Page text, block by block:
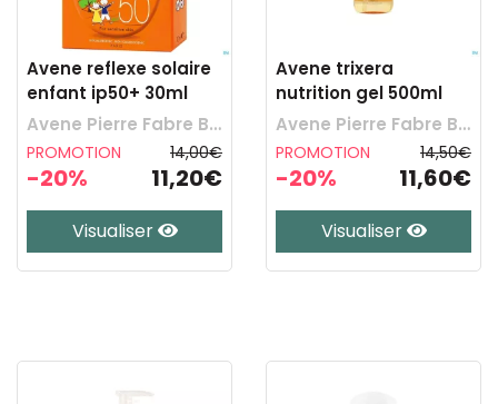
Avene reflexe solaire
enfant ip50+ 30ml
Avene Pierre Fabre Benelux
PROMOTION
-20%
14,00€
11,20€
Visualiser
Avene trixera
nutrition gel 500ml
Avene Pierre Fabre Benelux
PROMOTION
-20%
14,50€
11,60€
Visualiser